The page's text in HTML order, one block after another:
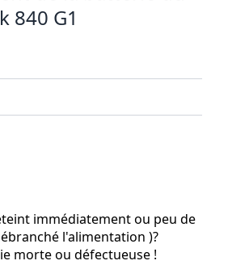
840 G1
immédiatement ou peu de
l'alimentation )?
morte ou défectueuse !